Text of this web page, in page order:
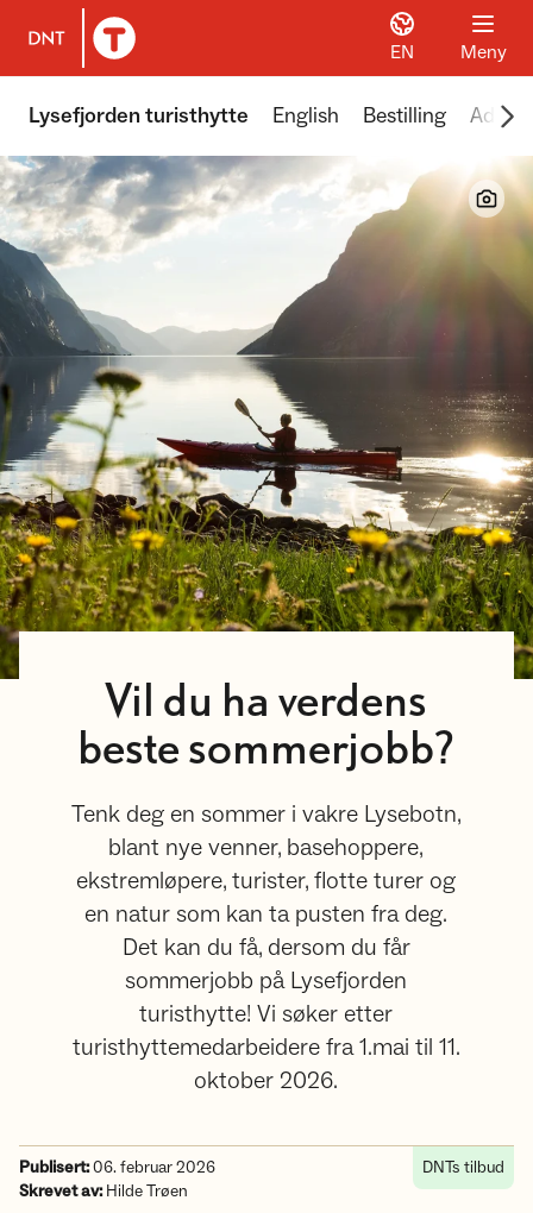
Til DNT.no forside
EN Meny
Lysefjorden turisthytte English Bestilling
Vil du ha verdens
beste sommerjobb?
Tenk deg en sommer i vakre Lysebotn,
blant nye venner, basehoppere,
ekstremløpere, turister, flotte turer og
en natur som kan ta pusten fra deg.
Det kan du få, dersom du får
sommerjobb på Lysefjorden
turisthytte! Vi søker etter
turisthyttemedarbeidere fra 1.mai til 11.
oktober 2026.
Publisert:06. februar 2026
Skrevet av:Hilde Trøen
DNTs tilbud